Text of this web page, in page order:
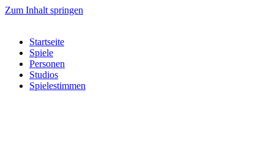
Zum Inhalt springen
Startseite
Spiele
Personen
Studios
Spielestimmen